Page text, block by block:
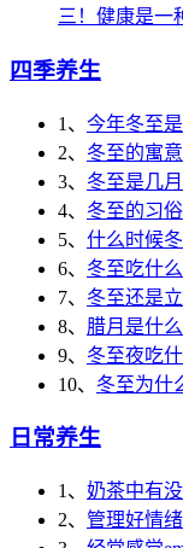
三！健康是一
四季养生
1、 今年冬至
2、 冬至的寓
3、 冬至是几
4、 冬至的习俗
5、 什么时候
6、 冬至吃什么
7、 冬至还是
8、 腊月是什
9、 冬至夜吃
10、 冬至为什
日常养生
1、 奶茶中有
2、 管理好情